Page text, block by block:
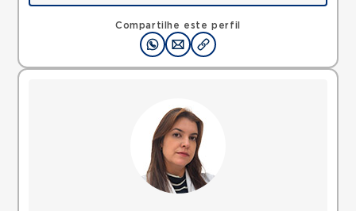
Compartilhe este perfil
Avenida Humberto de Campos, Suissa, Ribeirao
Pires, SP, 09424600 •Mapa